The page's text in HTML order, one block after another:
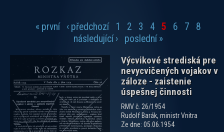
« první ‹ předchozí 1 2 3 4 5 6 7
8
následující ›
poslední »
Výcvikové strediská pre
nevycvičených vojakov v
záloze - zaistenie
úspešnej činnosti
RMV č. 26/1954
Rudolf Barák, ministr Vnitra
Ze dne: 05.06.1954
zobrazit PDF dokument